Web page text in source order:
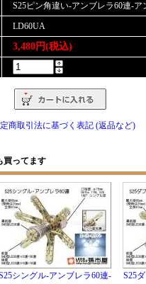
S25ピン角違い-アンブレラ60連-ア
LD60UA
3,480円(税込)
商取引法に基づく表記 (返品など)
買ってます
シングル-アンブレラ60連-
S25